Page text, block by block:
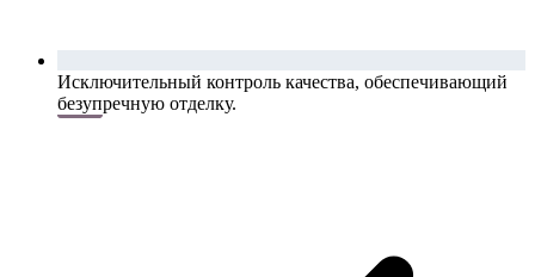
Исключительный контроль качества, обеспечивающий
безупречную отделку.